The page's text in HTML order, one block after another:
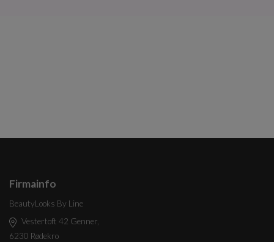
Firmainfo
BeautyLooks By Line
Vestertoft 42 Genner,
6230 Rødekro